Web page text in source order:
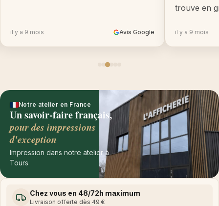
il y a 9 mois Avis Google
trouve en
il y a 9 mois
Notre atelier en France
Un savoir-faire français,
pour des impressions
d'exception
Impression dans notre atelier à
Tours
Chez vous en 48/72h maximum
Livraison offerte dès 49 €